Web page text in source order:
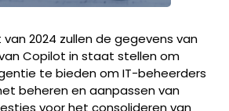
2024 zullen de gegevens van
Copilot in staat stellen om
te bieden om IT-beheerders
beheren en aanpassen van